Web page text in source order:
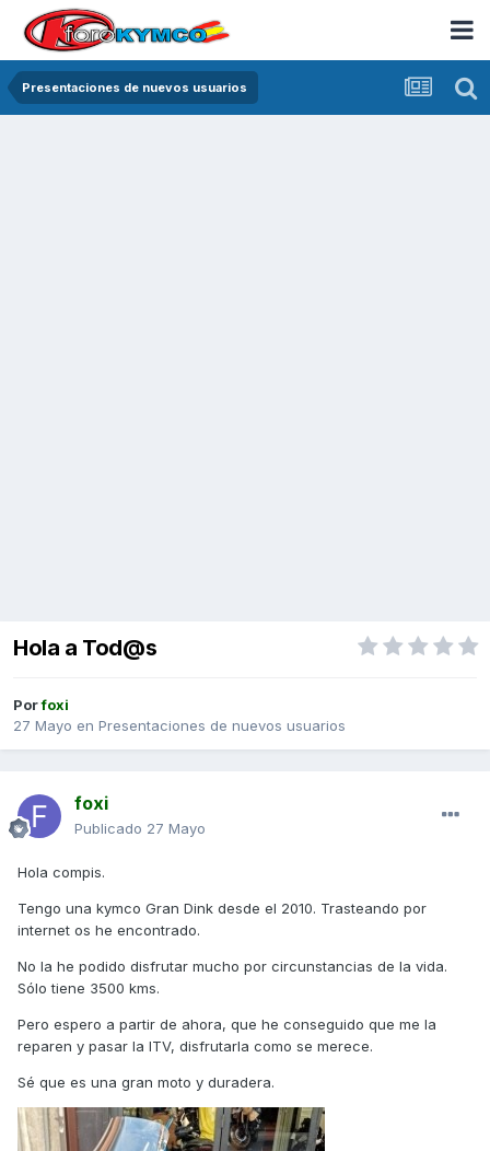
Presentaciones de nuevos usuarios
Hola a Tod@s
Porfoxi
27 Mayo en Presentaciones de nuevos usuarios
foxi
Publicado 27 Mayo
Hola compis.
Tengo una kymco Gran Dink desde el 2010. Trasteando por
internet os he encontrado.
No la he podido disfrutar mucho por circunstancias de la vida.
Sólo tiene 3500 kms.
Pero espero a partir de ahora, que he conseguido que me la
reparen y pasar la ITV, disfrutarla como se merece.
Sé que es una gran moto y duradera.